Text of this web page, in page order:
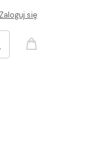
Zaloguj się